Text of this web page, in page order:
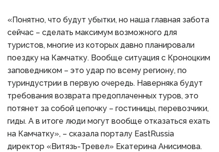
«Понятно, что будут убытки, но наша главная забота
сейчас – сделать максимум возможного для
туристов, многие из которых давно планировали
поездку на Камчатку. Вообще ситуация с Кроноцким
заповедником – это удар по всему региону, по
туриндустрии в первую очередь. Наверняка будут
требования возврата предоплаченных туров, это
потянет за собой цепочку – гостиницы, перевозчики,
гиды. А в итоге люди могут вообще отказаться ехать
на Камчатку», – сказала порталу EastRussia
директор «Витязь-Тревел» Екатерина Анисимова.